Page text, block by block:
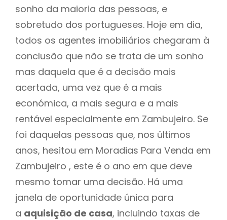
sonho da maioria das pessoas, e
sobretudo dos portugueses. Hoje em dia,
todos os agentes imobiliários chegaram à
conclusão que não se trata de um sonho
mas daquela que é a decisão mais
acertada, uma vez que é a mais
económica, a mais segura e a mais
rentável especialmente em Zambujeiro. Se
foi daquelas pessoas que, nos últimos
anos, hesitou em Moradias Para Venda em
Zambujeiro , este é o ano em que deve
mesmo tomar uma decisão. Há uma
janela de oportunidade única para
a aquisição de casa, incluindo taxas de